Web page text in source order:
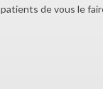
de vous le